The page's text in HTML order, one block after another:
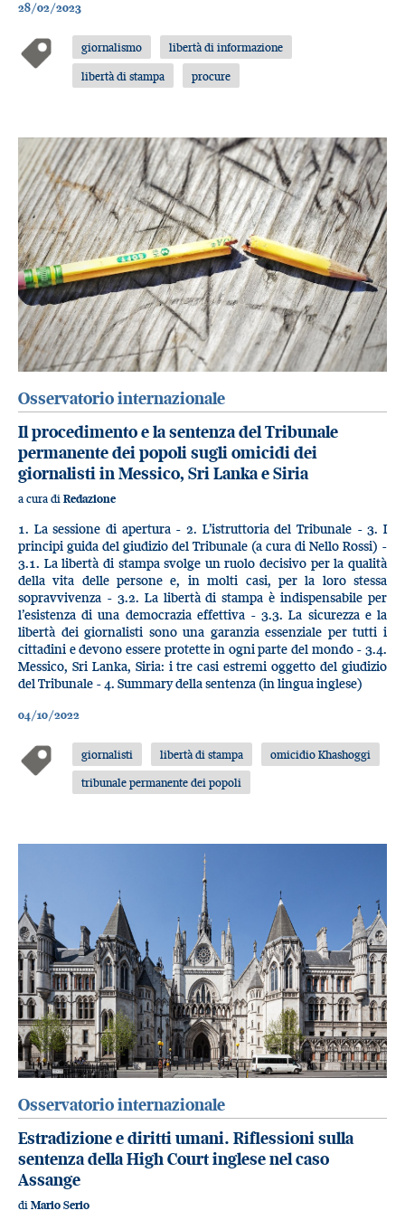
28/02/2023
giornalismo
libertà di informazione
libertà di stampa
procure
Osservatorio internazionale
Il procedimento e la sentenza del Tribunale
permanente dei popoli sugli omicidi dei
giornalisti in Messico, Sri Lanka e Siria
a cura di Redazione
1. La sessione di apertura - 2. L’istruttoria del Tribunale - 3. I
principi guida del giudizio del Tribunale (a cura di Nello Rossi) -
3.1. La libertà di stampa svolge un ruolo decisivo per la qualità
della vita delle persone e, in molti casi, per la loro stessa
sopravvivenza - 3.2. La libertà di stampa è indispensabile per
l’esistenza di una democrazia effettiva - 3.3. La sicurezza e la
libertà dei giornalisti sono una garanzia essenziale per tutti i
cittadini e devono essere protette in ogni parte del mondo - 3.4.
Messico, Sri Lanka, Siria: i tre casi estremi oggetto del giudizio
del Tribunale - 4. Summary della sentenza (in lingua inglese)
04/10/2022
giornalisti libertà di stampa
omicidio Khashoggi
tribunale permanente dei popoli
Osservatorio internazionale
Estradizione e diritti umani. Riflessioni sulla
sentenza della High Court inglese nel caso
Assange
di Mario Serio